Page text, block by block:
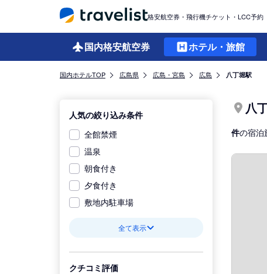
格安航空券・飛行機チケット・LCC予約
国内格安航空券 ホテル・旅館
国内ホテルTOP 広島県 広島・宮島 広島 八丁堀駅
人気の絞り込み条件
全館禁煙
温泉
朝食付き
夕食付き
敷地内駐車場
全て表示
クチコミ評価
八
件の宿泊